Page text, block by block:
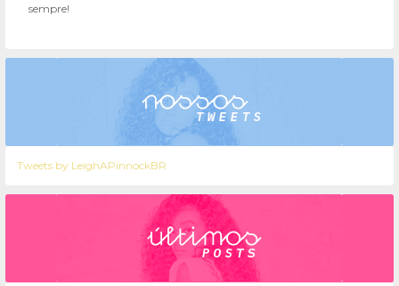
sempre!
Tweets by LeighAPinnockBR